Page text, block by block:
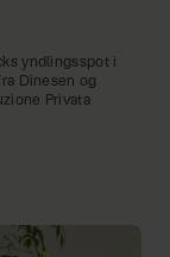
yndlingsspot i
Dinesen og
Privata